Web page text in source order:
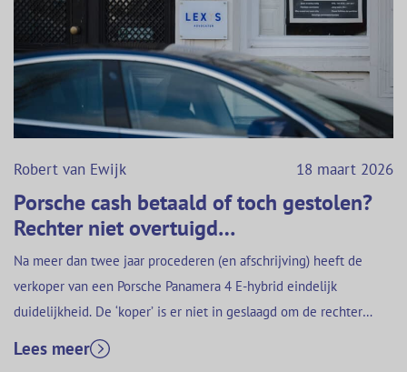
Robert van Ewijk 18 maart 2026
Porsche cash betaald of toch gestolen?
Rechter niet overtuigd…
Na meer dan twee jaar procederen (en afschrijving) heeft de
verkoper van een Porsche Panamera 4 E-hybrid eindelijk
duidelijkheid. De ‘koper’ is er niet in geslaagd om de rechter
ervan te overtuigen dat hij de koopsom van €80k in bundeltjes
cash zou hebben betaald. De rechter gaat er daarom vanuit dat
Lees meer